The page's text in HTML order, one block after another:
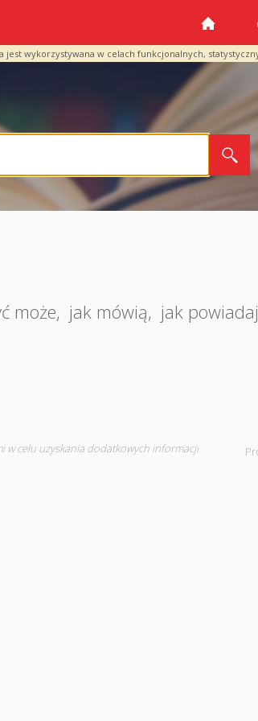
wykorzystywana w celach funkcjonalnych,
może, jak mówią, jak
w celu uzyskania dodatkowych informacji